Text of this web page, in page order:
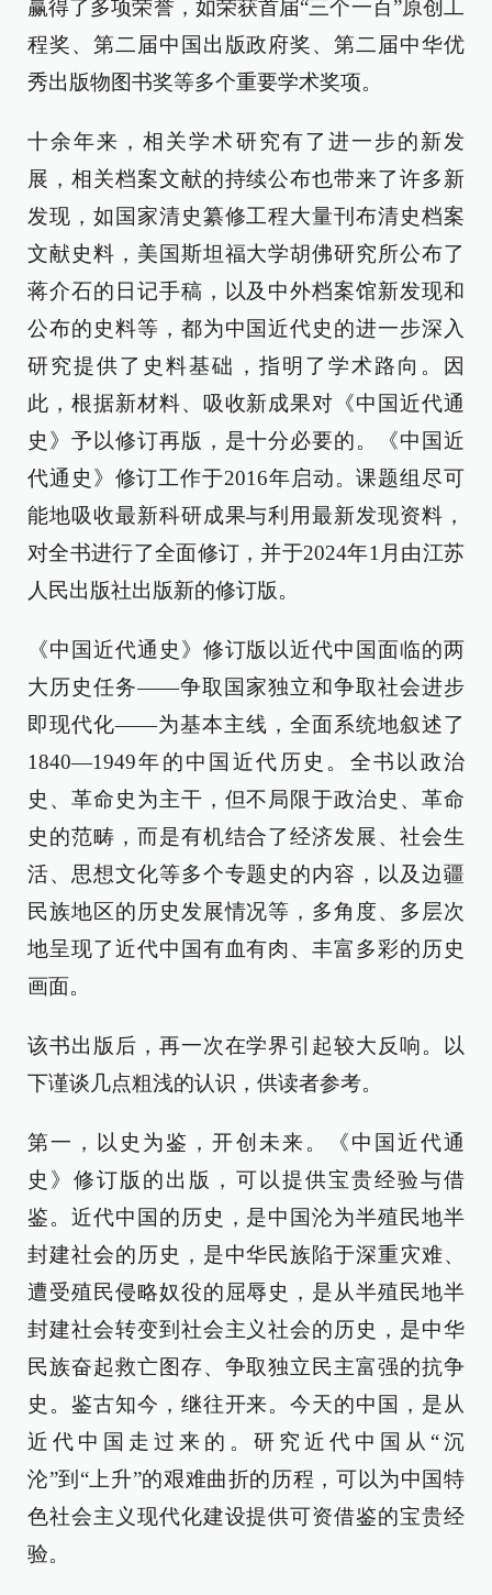
赢得了多项荣誉，如荣获首届“三个一百”原创工
程奖、第二届中国出版政府奖、第二届中华优
秀出版物图书奖等多个重要学术奖项。
十余年来，相关学术研究有了进一步的新发
展，相关档案文献的持续公布也带来了许多新
发现，如国家清史纂修工程大量刊布清史档案
文献史料，美国斯坦福大学胡佛研究所公布了
蒋介石的日记手稿，以及中外档案馆新发现和
公布的史料等，都为中国近代史的进一步深入
研究提供了史料基础，指明了学术路向。因
此，根据新材料、吸收新成果对《中国近代通
史》予以修订再版，是十分必要的。《中国近
代通史》修订工作于2016年启动。课题组尽可
能地吸收最新科研成果与利用最新发现资料，
对全书进行了全面修订，并于2024年1月由江苏
人民出版社出版新的修订版。
《中国近代通史》修订版以近代中国面临的两
大历史任务——争取国家独立和争取社会进步
即现代化——为基本主线，全面系统地叙述了
1840—1949年的中国近代历史。全书以政治
史、革命史为主干，但不局限于政治史、革命
史的范畴，而是有机结合了经济发展、社会生
活、思想文化等多个专题史的内容，以及边疆
民族地区的历史发展情况等，多角度、多层次
地呈现了近代中国有血有肉、丰富多彩的历史
画面。
该书出版后，再一次在学界引起较大反响。以
下谨谈几点粗浅的认识，供读者参考。
第一，以史为鉴，开创未来。《中国近代通
史》修订版的出版，可以提供宝贵经验与借
鉴。近代中国的历史，是中国沦为半殖民地半
封建社会的历史，是中华民族陷于深重灾难、
遭受殖民侵略奴役的屈辱史，是从半殖民地半
封建社会转变到社会主义社会的历史，是中华
民族奋起救亡图存、争取独立民主富强的抗争
史。鉴古知今，继往开来。今天的中国，是从
近代中国走过来的。研究近代中国从“沉
沦”到“上升”的艰难曲折的历程，可以为中国特
色社会主义现代化建设提供可资借鉴的宝贵经
验。